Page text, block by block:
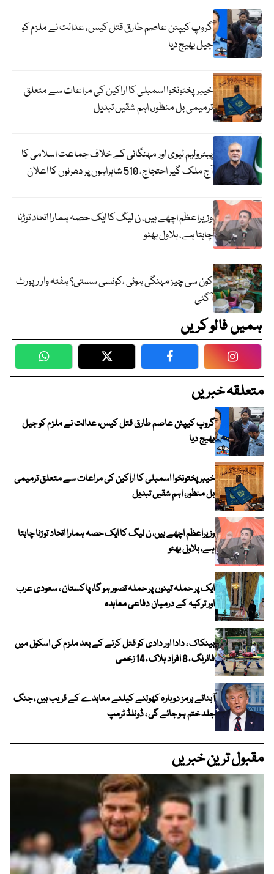
گروپ کیپٹن عاصم طارق قتل کیس، عدالت نے ملزم کو
جیل بھیج دیا
خیبرپختونخوا اسمبلی کا اراکین کی مراعات سے متعلق
ترمیمی بل منظور، اہم شقیں تبدیل
پیٹرولیم لیوی اور مہنگائی کے خلاف جماعت اسلامی کا
آج ملک گیر احتجاج، 510 شاہراہوں پر دھرنوں کا اعلان
وزیراعظم اچھے ہیں، ن لیگ کا ایک حصہ ہمارا اتحاد توڑنا
چاہتا ہے، بلاول بھٹو
کون سی چیز مہنگی ہوئی ،کونسی سستی؟ ہفتہ وار رپورٹ
آگئی
ہمیں فالو کریں
WhatsApp Twitter Facebook
متعلقہ خبریں
گروپ کیپٹن عاصم طارق قتل کیس، عدالت نے ملزم کو جیل
بھیج دیا
خیبرپختونخوا اسمبلی کا اراکین کی مراعات سے متعلق ترمیمی
بل منظور، اہم شقیں تبدیل
وزیراعظم اچھے ہیں، ن لیگ کا ایک حصہ ہمارا اتحاد توڑنا چاہتا
ہے، بلاول بھٹو
ایک پر حملہ تینوں پر حملہ تصور ہو گا، پاکستان ، سعودی عرب
اور ترکیہ کے درمیان دفاعی معاہدہ
بینکاک ، دادا اور دادی کو قتل کرنے کے بعد ملزم کی اسکول میں
فائرنگ ، 8 افراد ہلاک ، 14 زخمی
آبنائے ہرمز دوبارہ کھولنے کیلئے معاہدے کے قریب ہیں ، جنگ
جلد ختم ہو جائے گی ، ڈونلڈ ٹرمپ
مقبول ترین خبریں